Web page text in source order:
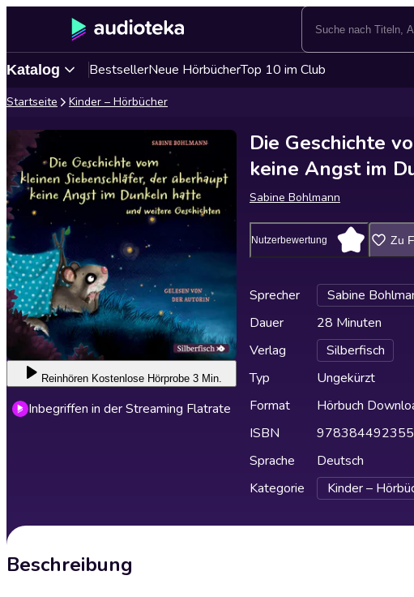
Katalog BestsellerNeue HörbücherTop 10 im Club
Startseite Kinder – Hörbücher
Reinhören Kostenlose Hörprobe 3 Min.
Inbegriffen in der Streaming Flatrate
Die Geschichte
keine Angst im
Sabine Bohlmann
Nutzerbewertung Zu
Sprecher
Sabine
Dauer
28 Minuten
Verlag
Silberfisch
Typ
Ungekürzt
Format
Hörbuch
ISBN
Sprache
Deutsch
Kategorie
Kinder –
Beschreibung